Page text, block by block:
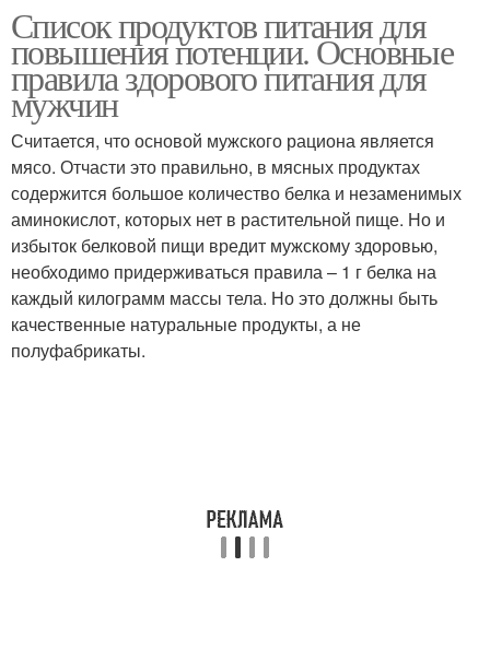
Список продуктов питания для
повышения потенции. Основные
правила здорового питания для
мужчин
Считается, что основой мужского рациона является
мясо. Отчасти это правильно, в мясных продуктах
содержится большое количество белка и незаменимых
аминокислот, которых нет в растительной пище. Но и
избыток белковой пищи вредит мужскому здоровью,
необходимо придерживаться правила – 1 г белка на
каждый килограмм массы тела. Но это должны быть
качественные натуральные продукты, а не
полуфабрикаты.